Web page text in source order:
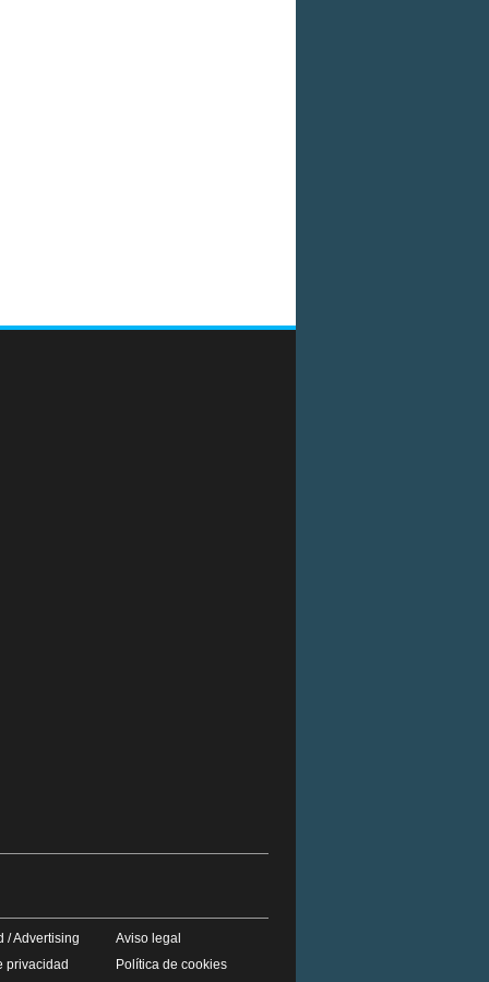
/ Advertising
privacidad
Aviso legal
Política de cookies